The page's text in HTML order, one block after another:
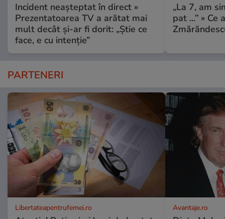
Incident neașteptat în direct »
Prezentatoarea TV a arătat mai
mult decât și-ar fi dorit: „Știe ce
face, e cu intenție”
„La 7, am
pat ...” »
PARTENERI
Libertateapentrufemei.ro Avantaje.ro